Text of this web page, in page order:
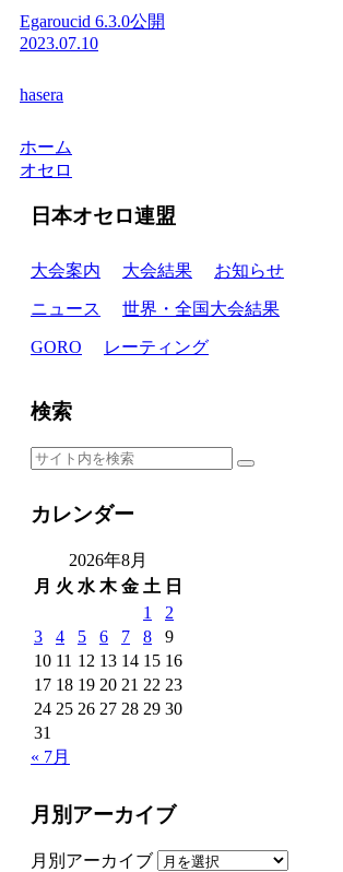
Egaroucid 6.3.0公開
2023.07.10
hasera
ホーム
オセロ
日本オセロ連盟
大会案内 大会結果 お知らせ
ニュース 世界・全国大会結果
GORO レーティング
検索
カレンダー
2026年8月
月 火 水 木 金 土 日
1
2
3
4 5 6 7 8
9
10 11 12 13 14 15 16
17 18 19 20 21 22 23
24 25 26 27 28 29 30
31
« 7月
月別アーカイブ
月別アーカイブ